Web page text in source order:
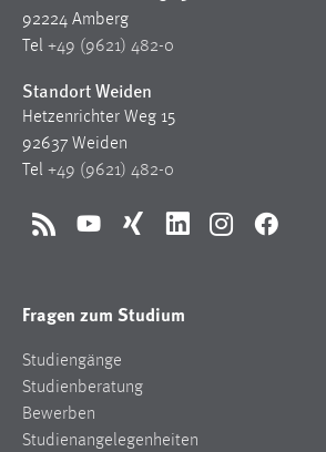
92224 Amberg
Tel +49 (9621) 482-0
Standort Weiden
Hetzenrichter Weg 15
92637 Weiden
Tel +49 (9621) 482-0
RSS YouTubeXing LinkedInInstagramFacebook
Fragen zum Studium
Studiengänge
Studienberatung
Bewerben
Studienangelegenheiten
Zweck:
Cookie Laufzeit:
Anbieter:
Zweck:
Conversion-Tracking
Cookie Laufzeit: